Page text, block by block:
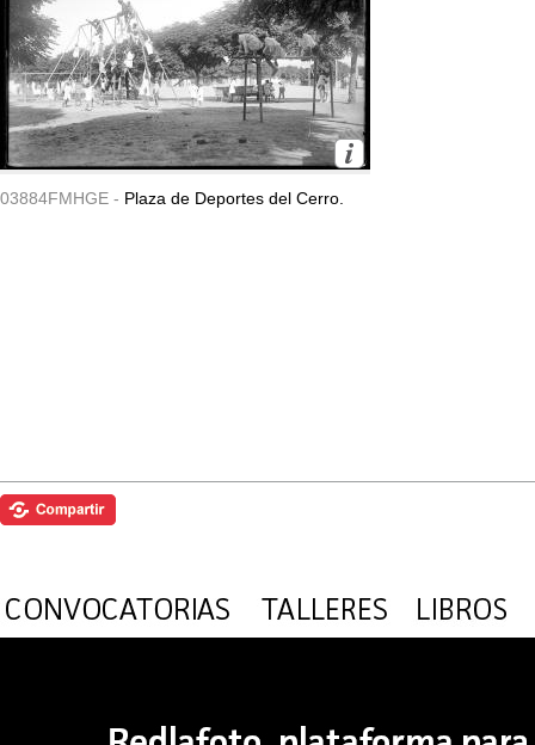
03884FMHGE - Plaza de Deportes del Cerro.